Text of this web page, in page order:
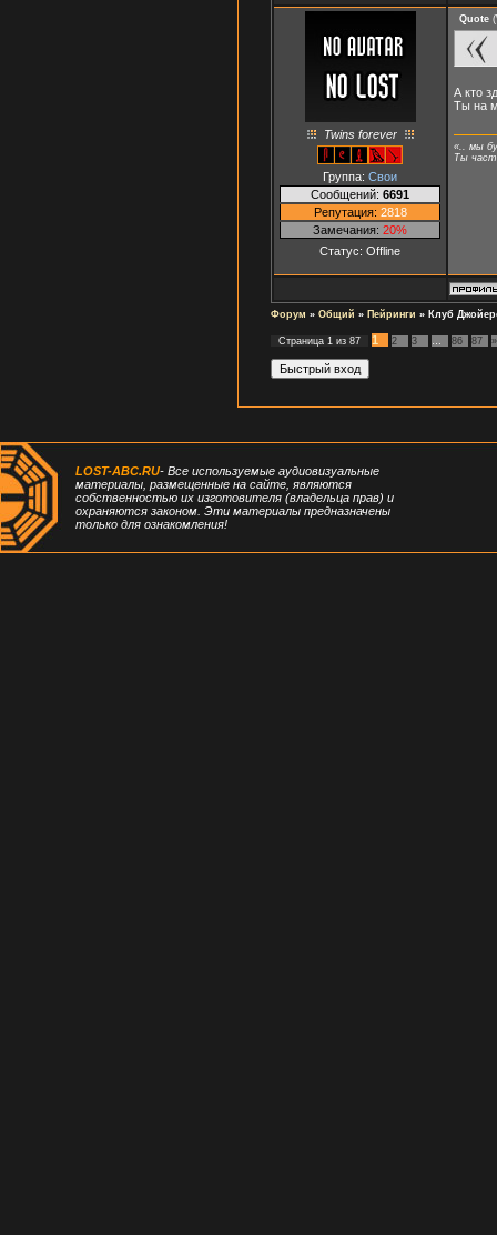
Twins forever
Группа: Свои
Сообщений: 6691
Репутация: 2818
Замечания: 20%
Статус: Offline
Quote (
А кто
Ты на
«.. мы
Ты
Форум » Общий » Пейринги » Клуб
Страница 1 из 87 1 2 3 86 87 »
LOST-ABC.RU- Все используемые аудиовизуальные
материалы, размещенные на сайте, являются
собственностью их изготовителя (владельца прав) и
охраняются законом. Эти материалы предназначены
только для ознакомления!